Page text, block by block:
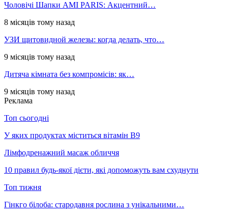
Чоловічі Шапки AMI PARIS: Акцентний…
8 місяців тому назад
УЗИ щитовидной железы: когда делать, что…
9 місяців тому назад
Дитяча кімната без компромісів: як…
9 місяців тому назад
Реклама
Топ сьогодні
У яких продуктах міститься вітамін В9
Лімфодренажний масаж обличчя
10 правил будь-якої дієти, які допоможуть вам схуднути
Топ тижня
Гінкго білоба: стародавня рослина з унікальними…